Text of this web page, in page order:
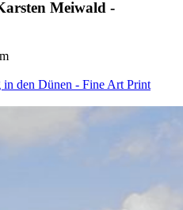
Meiwald -
den Dünen - Fine Art Print